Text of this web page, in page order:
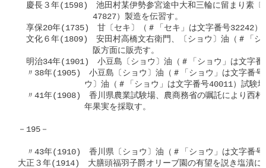
慶長３年(1598)　池田村某伊勢参宮途中大和三輪に留まり素〔
47827）製造を伝習す。
享保20年(1735)　甘〔セキ〕（＃「セキ」は文字番号32242）
文化６年(1809)　安田村高橋文右衛門、〔ショウ〕油（＃「シ
阪方面に販売す。
明治34年(1901)　小豆島〔ショウ〕油（＃「ショウ」は文字番
〃38年(1905)　小豆島〔ショウ〕油（＃「ショウ」は文字番号
ウ〕油（＃「ショウ」は文字番号40011）試験場
〃41年(1908)　香川県農業試験場、農商務省の嘱託により西村
年果実を採取す。
－195－
〃43年(1910)　香川県〔ショウ〕油（＃「ショウ」は文字番号
大正３年(1914)　大膳頭福羽子爵オリーブ園の有望を説き塩漬に